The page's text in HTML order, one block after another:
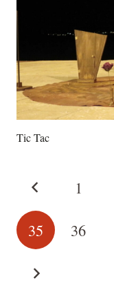
Tic Tac
1
35 36